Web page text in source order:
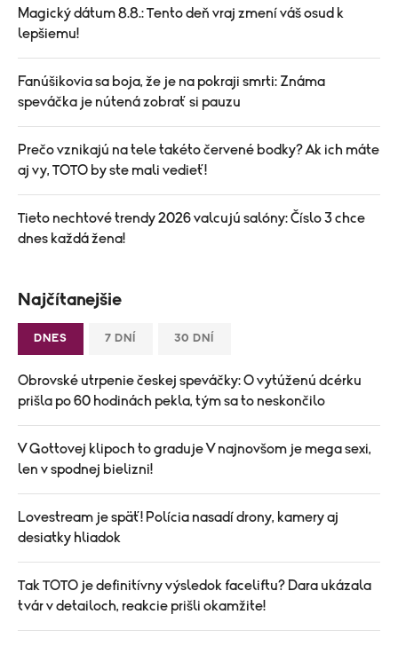
Magický dátum 8.8.: Tento deň vraj zmení váš osud k
lepšiemu!
Fanúšikovia sa boja, že je na pokraji smrti: Známa
speváčka je nútená zobrať si pauzu
Prečo vznikajú na tele takéto červené bodky? Ak ich máte
aj vy, TOTO by ste mali vedieť!
Tieto nechtové trendy 2026 valcujú salóny: Číslo 3 chce
dnes každá žena!
Najčítanejšie
DNES 7 DNÍ 30 DNÍ
Obrovské utrpenie českej speváčky: O vytúženú dcérku
prišla po 60 hodinách pekla, tým sa to neskončilo
V Gottovej klipoch to graduje V najnovšom je mega sexi,
len v spodnej bielizni!
Lovestream je späť! Polícia nasadí drony, kamery aj
desiatky hliadok
Tak TOTO je definitívny výsledok faceliftu? Dara ukázala
tvár v detailoch, reakcie prišli okamžite!